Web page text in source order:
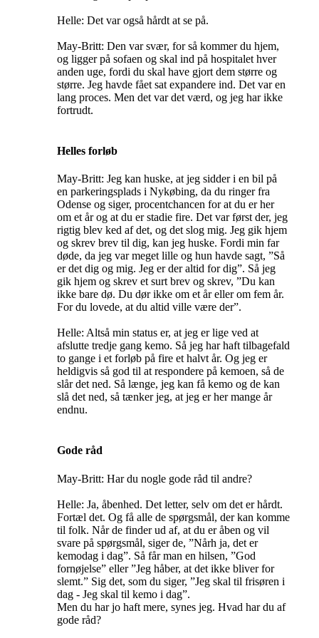
Helle: Det var også hårdt at se på.
May-Britt: Den var svær, for så kommer du hjem,
og ligger på sofaen og skal ind på hospitalet hver
anden uge, fordi du skal have gjort dem større og
større. Jeg havde fået sat expandere ind. Det var en
lang proces. Men det var det værd, og jeg har ikke
fortrudt.
Helles forløb
May-Britt: Jeg kan huske, at jeg sidder i en bil på
en parkeringsplads i Nykøbing, da du ringer fra
Odense og siger, procentchancen for at du er her
om et år og at du er stadie fire. Det var først der, jeg
rigtig blev ked af det, og det slog mig. Jeg gik hjem
og skrev brev til dig, kan jeg huske. Fordi min far
døde, da jeg var meget lille og hun havde sagt, ”Så
er det dig og mig. Jeg er der altid for dig”. Så jeg
gik hjem og skrev et surt brev og skrev, ”Du kan
ikke bare dø. Du dør ikke om et år eller om fem år.
For du lovede, at du altid ville være der”.
Helle: Altså min status er, at jeg er lige ved at
afslutte tredje gang kemo. Så jeg har haft tilbagefald
to gange i et forløb på fire et halvt år. Og jeg er
heldigvis så god til at respondere på kemoen, så de
slår det ned. Så længe, jeg kan få kemo og de kan
slå det ned, så tænker jeg, at jeg er her mange år
endnu.
Gode råd
May-Britt: Har du nogle gode råd til andre?
Helle: Ja, åbenhed. Det letter, selv om det er hårdt.
Fortæl det. Og få alle de spørgsmål, der kan komme
til folk. Når de finder ud af, at du er åben og vil
svare på spørgsmål, siger de, ”Nårh ja, det er
kemodag i dag”. Så får man en hilsen, ”God
fornøjelse” eller ”Jeg håber, at det ikke bliver for
slemt.” Sig det, som du siger, ”Jeg skal til frisøren i
dag - Jeg skal til kemo i dag”.
Men du har jo haft mere, synes jeg. Hvad har du af
gode råd?